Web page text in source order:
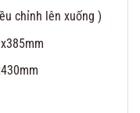
chỉnh lên xuống )